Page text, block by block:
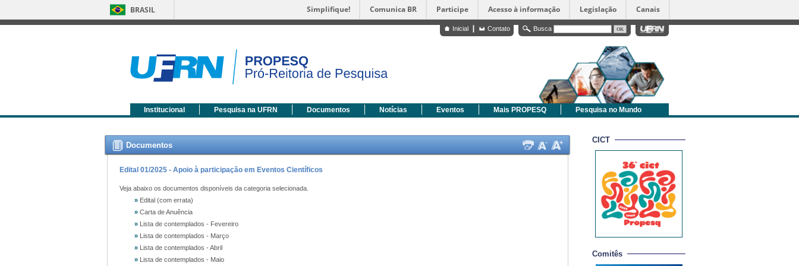
BRASIL Simplifique! Comunica BR Participe Acesso à informação Legislação Canais
Busca
Inicial Contato
Institucional Pesquisa na UFRN Documentos Notícias Eventos Mais PROPESQ Pesquisa no Mundo
Documentos
Edital 01/2025 - Apoio à participação em Eventos Científicos
Veja abaixo os documentos disponíveis da categoria selecionada.
» Edital (com errata)
» Carta de Anuência
» Lista de contemplados - Fevereiro
» Lista de contemplados - Março
» Lista de contemplados - Abril
» Lista de contemplados - Maio
CICT
Comitês